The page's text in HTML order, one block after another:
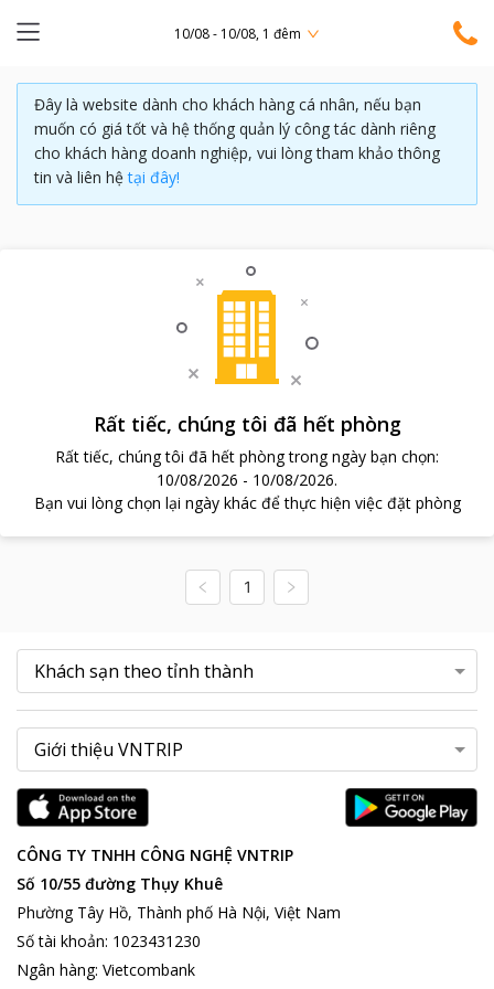
10/08 - 10/08, 1 đêm
Đây là website dành cho khách hàng cá nhân, nếu bạn
muốn có giá tốt và hệ thống quản lý công tác dành riêng
cho khách hàng doanh nghiệp, vui lòng tham khảo thông
tin và liên hệ tại đây!
Rất tiếc, chúng tôi đã hết phòng
Rất tiếc, chúng tôi đã hết phòng trong ngày bạn chọn:
10/08/2026 - 10/08/2026.
Bạn vui lòng chọn lại ngày khác để thực hiện việc đặt phòng
1
CÔNG TY TNHH CÔNG NGHỆ VNTRIP
Số 10/55 đường Thụy Khuê
Phường Tây Hồ, Thành phố Hà Nội, Việt Nam
Số tài khoản: 1023431230
Ngân hàng: Vietcombank